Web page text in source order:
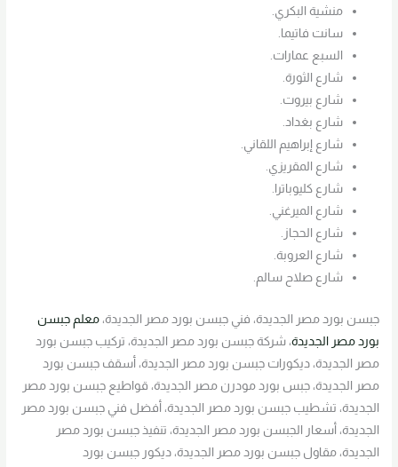
منشية البكري.
سانت فاتيما.
السبع عمارات.
شارع الثورة.
شارع بيروت.
شارع بغداد.
شارع إبراهيم اللقاني.
شارع المقريزي.
شارع كليوباترا.
شارع الميرغني.
شارع الحجاز.
شارع العروبة.
شارع صلاح سالم.
جبسن بورد مصر الجديدة، فني جبسن بورد مصر الجديدة،معلم جبسن
بورد مصر الجديدة، شركة جبسن بورد مصر الجديدة، تركيب جبسن بورد
مصر الجديدة، ديكورات جبسن بورد مصر الجديدة، أسقف جبسن بورد
مصر الجديدة، جبس بورد مودرن مصر الجديدة، قواطيع جبسن بورد مصر
الجديدة، تشطيب جبسن بورد مصر الجديدة، أفضل فني جبسن بورد مصر
الجديدة، أسعار الجبسن بورد مصر الجديدة، تنفيذ جبسن بورد مصر
الجديدة، مقاول جبسن بورد مصر الجديدة، ديكور جبسن بورد